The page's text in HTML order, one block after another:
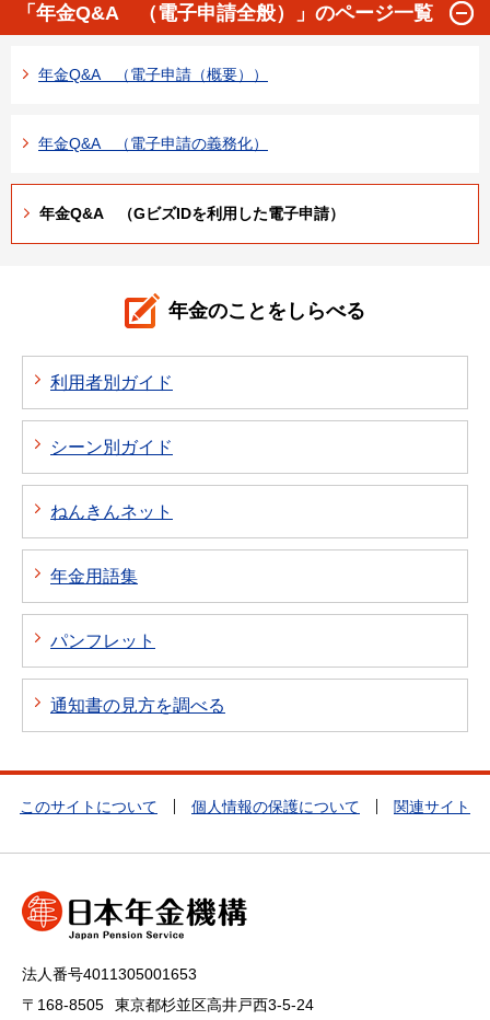
「年金Q&A （電子申請全般）」のページ一覧
年金Q&A （電子申請（概要））
年金Q&A （電子申請の義務化）
年金Q&A （GビズIDを利用した電子申請）
年金のことをしらべる
利用者別ガイド
シーン別ガイド
ねんきんネット
年金用語集
パンフレット
通知書の見方を調べる
このサイトについて 個人情報の保護について 関連サイト
法人番号4011305001653
〒168-8505
東京都杉並区高井戸西3-5-24